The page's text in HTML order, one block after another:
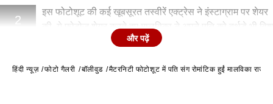
2
इस फोटोशूट की कई खूबसूरत तस्वीरें एक्ट्रेस ने इंस्टाग्राम पर शेयर
की. ये फोटोज शेयर करते हुए मालविका ने अपने पति को बर्थडे भी विश
और पढ़ें
हिंदी न्यूज़ फोटो गैलरी बॉलीवुड मैटरनिटी फोटोशूट में पति संग रोमांटिक हुईं मालविका